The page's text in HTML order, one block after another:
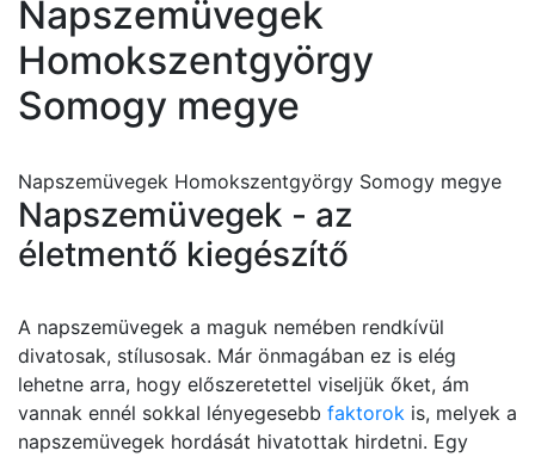
Napszemüvegek
Homokszentgyörgy
Somogy megye
Napszemüvegek Homokszentgyörgy Somogy megye
Napszemüvegek - az
életmentő kiegészítő
A napszemüvegek a maguk nemében rendkívül
divatosak, stílusosak. Már önmagában ez is elég
lehetne arra, hogy előszeretettel viseljük őket, ám
vannak ennél sokkal lényegesebb faktorok is, melyek a
napszemüvegek hordását hivatottak hirdetni. Egy